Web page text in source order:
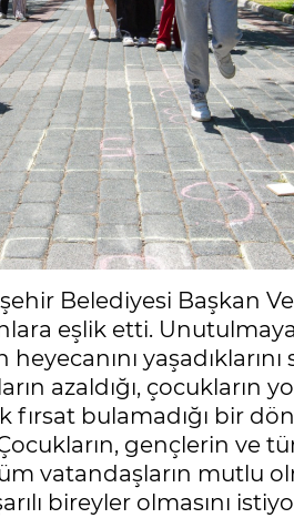
Belediyesi Başkan
eşlik etti.
azaldığı, çocukların
bulamadığı bir
gençlerin ve
vatandaşların mutlu
bireyler olmasını